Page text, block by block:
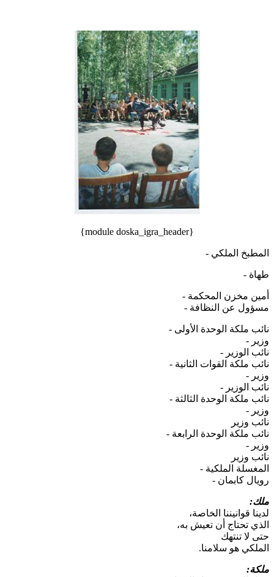
{module doska_igra_header}
المطبخ الملكي -
طهاة -
أمين مخزن المحكمة -
مسؤول عن النظافة -
نائب ملكة الوحدة الأولى -
وزير -
نائب الوزير -
نائب ملكة القوات الثانية -
وزير -
نائب الوزير -
نائب ملكة الوحدة الثالثة -
وزير -
نائب وزير
نائب ملكة الوحدة الرابعة -
وزير -
نائب وزير
المغسلة الملكية -
رويال كابمان -
ملك:
لدينا قوانيننا الخاصة،
الذي تحتاج أن تعيش به،
حتى لا تنتهك
الملكي هو سلامنا.
ملكة: